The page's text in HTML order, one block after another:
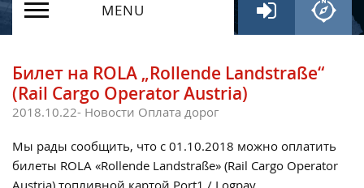
MENU
Билет на ROLA „Rollende Landstraße“
(Rail Cargo Operator Austria)
2018.10.22- Новости Оплата дорог
Мы рады сообщить, что с 01.10.2018 можно оплатить
билеты ROLA «Rollende Landstraße» (Rail Cargo Operator
Austria) топливной картой Port1 / Logpay.